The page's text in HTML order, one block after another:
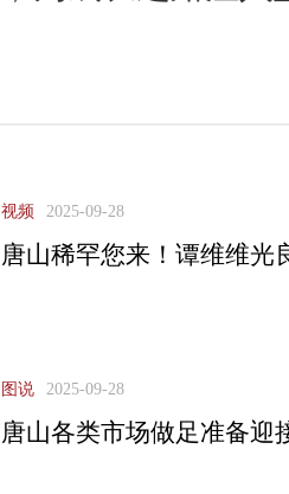
视频 2025-09-28
唐山稀罕您来！谭维维光
图说 2025-09-28
唐山各类市场做足准备迎